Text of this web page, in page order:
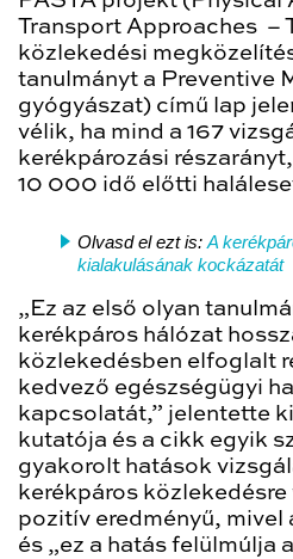
Transport Approaches –
közlekedési
tanulmányt a Preventive
gyógyászat) című lap
vélik, ha mind a 167
kerékpározási
10 000 idő előtti
Olvasd el ezt is: A
kialakulásának kockázatát
„Ez az első olyan
kerékpáros hálózat
közlekedésben elfoglalt
kedvező egészségügyi
kapcsolatát,” jelentette
kutatója és a cikk egyik
gyakorolt hatások
kerékpáros
pozitív eredményű,
és „ez a hatás felülmúlja